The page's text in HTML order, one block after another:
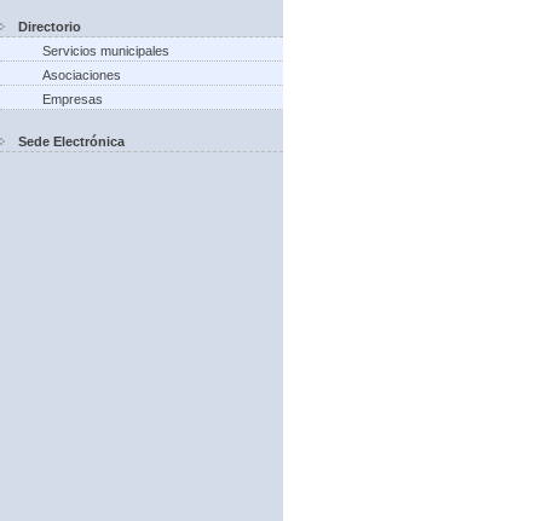
Directorio
Servicios municipales
Asociaciones
Empresas
Sede Electrónica